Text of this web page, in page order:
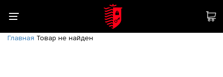
Главная Товар не найден